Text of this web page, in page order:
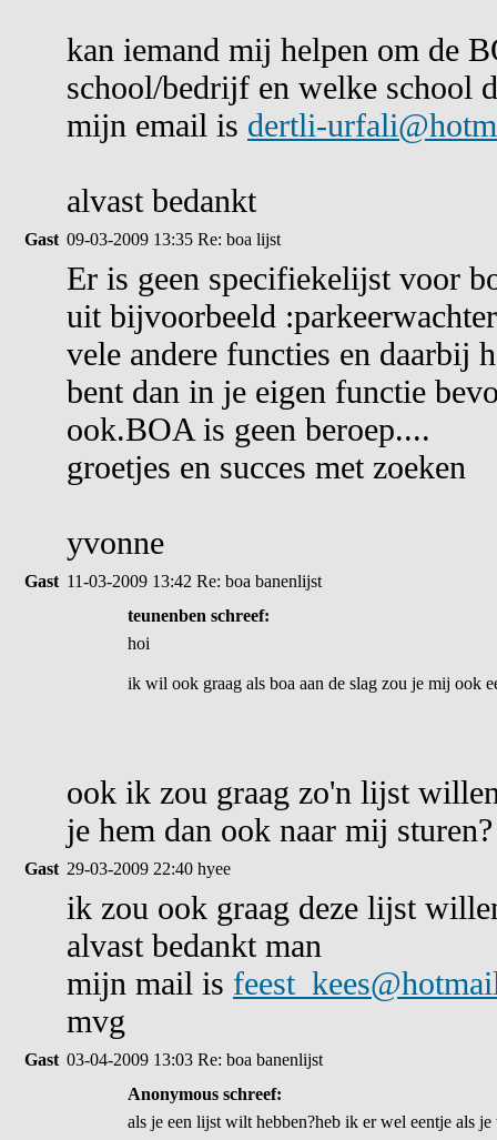
kan iemand mij helpen om de
school/bedrijf en welke school
mijn email is dertli-
alvast bedankt
Gast 09-03-2009 13:35 Re: boa lijst
Er is geen specifiekelijst voor
uit bijvoorbeeld
vele andere functies en daarbij
bent dan in je eigen functie
ook.BOA is geen beroep....
groetjes en succes met zoeken
yvonne
Gast 11-03-2009 13:42 Re: boa banenlijst
teunenben schreef:
hoi
ik wil ook graag als boa aan de slag zou je mij ook
ook ik zou graag zo'n lijst
je hem dan ook naar mij sturen?
Gast 29-03-2009 22:40 hyee
ik zou ook graag deze lijst
alvast bedankt man
mijn mail is
mvg
Gast 03-04-2009 13:03 Re: boa banenlijst
Anonymous schreef:
als je een lijst wilt hebben?heb ik er wel eentje als